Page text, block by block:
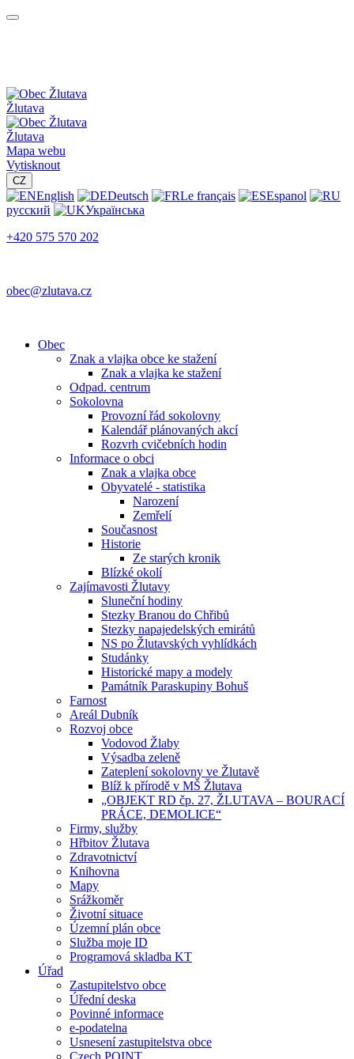
Žlutava
Žlutava
Mapa webu
Vytisknout
CZ
English Deutsch Le français
Espanol
русский
Українська
+420 575 570 202
obec@zlutava.cz
Obec
Znak a vlajka obce ke stažení
Znak a vlajka ke stažení
Odpad. centrum
Sokolovna
Provozní řád sokolovny
Kalendář plánovaných akcí
Rozvrh cvičebních hodin
Informace o obci
Znak a vlajka obce
Obyvatelé - statistika
Narození
Zemřelí
Současnost
Historie
Ze starých kronik
Blízké okolí
Zajímavosti Žlutavy
Sluneční hodiny
Stezky Branou do Chřibů
Stezky napajedelských emirátů
NS po Žlutavských vyhlídkách
Studánky
Historické mapy a modely
Památník Paraskupiny Bohuš
Farnost
Areál Dubník
Rozvoj obce
Vodovod Žlaby
Výsadba zeleně
Zateplení sokolovny ve Žlutavě
Blíž k přírodě v MŠ Žlutava
„OBJEKT RD čp. 27, ŽLUTAVA – BOURACÍ
PRÁCE, DEMOLICE“
Firmy, služby
Hřbitov Žlutava
Zdravotnictví
Knihovna
Mapy
Srážkoměr
Životní situace
Územní plán obce
Služba moje ID
Programová skladba KT
Úřad
Zastupitelstvo obce
Úřední deska
Povinné informace
e-podatelna
Usnesení zastupitelstva obce
Czech POINT